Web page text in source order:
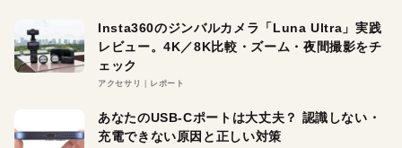
Insta360のジンバルカメラ「Luna Ultra」実践
レビュー。4K／8K比較・ズーム・夜間撮影をチ
ェック
アクセサリ レポート
あなたのUSB-Cポートは大丈夫？ 認識しない・
充電できない原因と正しい対策